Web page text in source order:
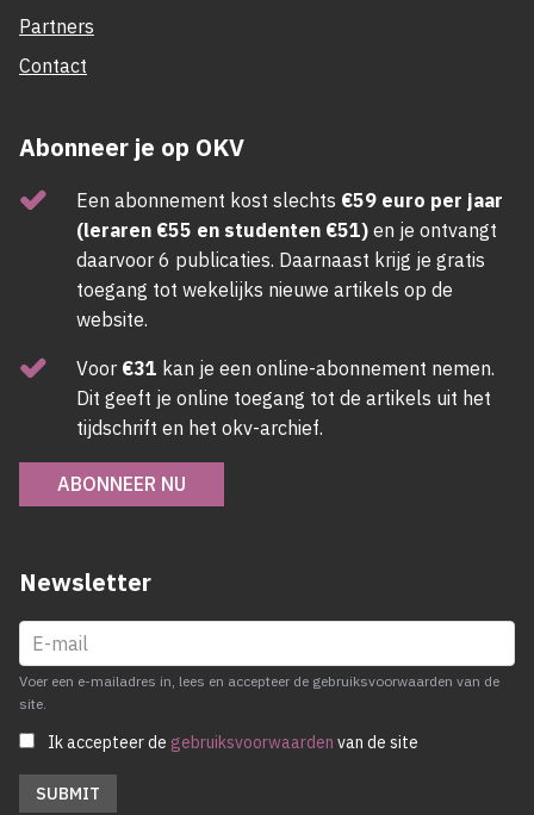
Partners
Contact
Abonneer je op OKV
Een abonnement kost slechts €59 euro per jaar
(leraren €55 en studenten €51) en je ontvangt
daarvoor 6 publicaties. Daarnaast krijg je gratis
toegang tot wekelijks nieuwe artikels op de
website.
Voor €31 kan je een online-abonnement nemen.
Dit geeft je online toegang tot de artikels uit het
tijdschrift en het okv-archief.
ABONNEER NU
Newsletter
Voer een e-mailadres in, lees en accepteer de gebruiksvoorwaarden van de
site.
Ik accepteer de gebruiksvoorwaarden van de site